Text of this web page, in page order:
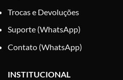
Trocas e Devoluções
Suporte (WhatsApp)
Contato (WhatsApp)
INSTITUCIONAL